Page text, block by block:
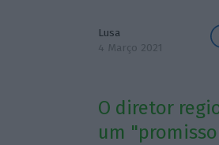
Lusa
4 Março 2021
O diretor
um